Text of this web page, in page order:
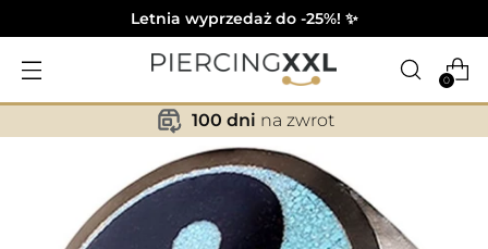
Letnia wyprzedaż do -25%! ✨
0
✕
100 dni na zwrot